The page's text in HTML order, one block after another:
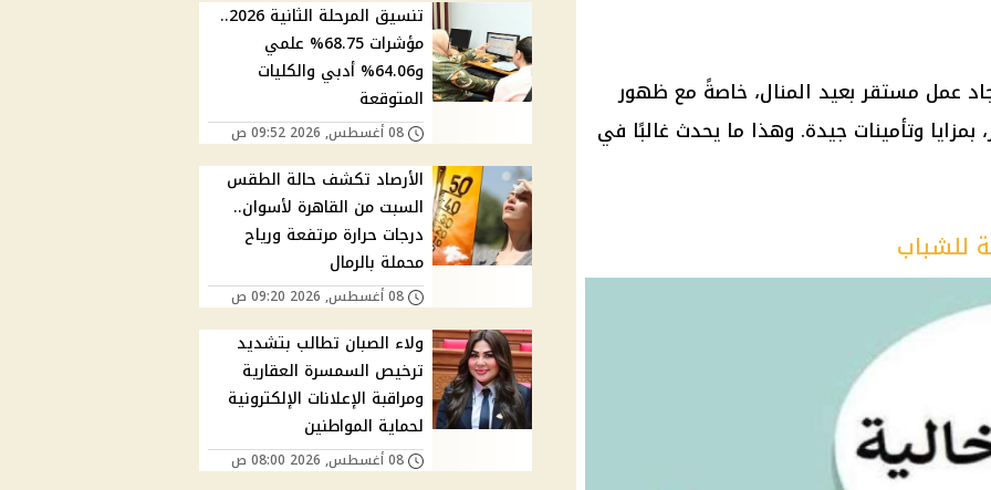
عمل مستقر بعيد المنال، خاصةً مع ظهور
وتأمينات جيدة. وهذا ما يحدث غالبًا في
للشباب
تنسيق المرحلة الثانية 2026..
مؤشرات 68.75% علمي
و64.06% أدبي والكليات
المتوقعة
08 أغسطس, 2026 09:52 ص
الأرصاد تكشف حالة الطقس
السبت من القاهرة لأسوان..
درجات حرارة مرتفعة ورياح
محملة بالرمال
08 أغسطس, 2026 09:20 ص
ولاء الصبان تطالب بتشديد
ترخيص السمسرة العقارية
ومراقبة الإعلانات الإلكترونية
لحماية المواطنين
08 أغسطس, 2026 08:00 ص